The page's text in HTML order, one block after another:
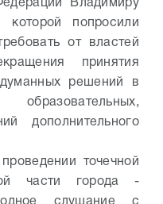
Владимиру
попросили
от властей
принятия
решений в
дополнительного
точечной
части города -